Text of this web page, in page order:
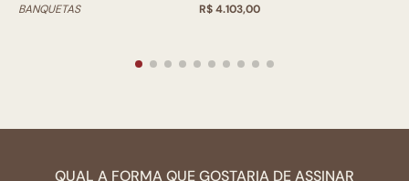
BANQUETAS
R$ 4.103,00
QUAL A FORMA QUE GOSTARIA DE ASSINAR